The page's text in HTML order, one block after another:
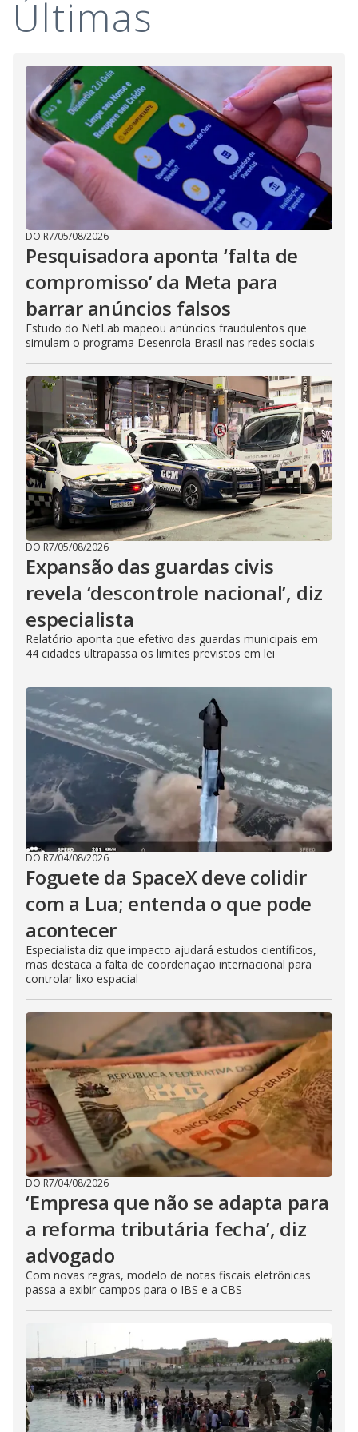
i
d
e
o
Últimas
DO R7/05/08/2026
Pesquisadora aponta ‘falta de
compromisso’ da Meta para
barrar anúncios falsos
Estudo do NetLab mapeou anúncios fraudulentos que
simulam o programa Desenrola Brasil nas redes sociais
DO R7/05/08/2026
Expansão das guardas civis
revela ‘descontrole nacional’, diz
especialista
Relatório aponta que efetivo das guardas municipais em
44 cidades ultrapassa os limites previstos em lei
DO R7/04/08/2026
Foguete da SpaceX deve colidir
com a Lua; entenda o que pode
acontecer
Especialista diz que impacto ajudará estudos científicos,
mas destaca a falta de coordenação internacional para
controlar lixo espacial
DO R7/04/08/2026
‘Empresa que não se adapta para
a reforma tributária fecha’, diz
advogado
Com novas regras, modelo de notas fiscais eletrônicas
passa a exibir campos para o IBS e a CBS